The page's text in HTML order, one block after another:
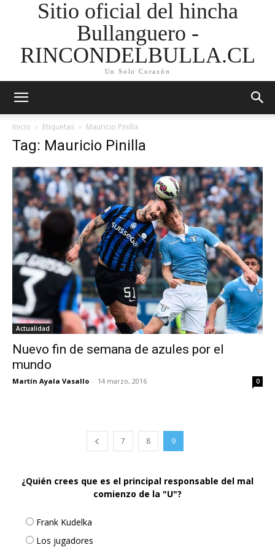
Sitio oficial del hincha
Bullanguero -
RINCONDELBULLA.CL
Un Solo Corazón
Inicio Etiquetas Mauricio Pinilla
Tag: Mauricio Pinilla
Actualidad
Nuevo fin de semana de azules por el
mundo
Martín Ayala Vasallo - 14 marzo, 2016 0
7 8 9
¿Quién crees que es el principal responsable del mal
comienzo de la "U"?
Frank Kudelka
Los jugadores